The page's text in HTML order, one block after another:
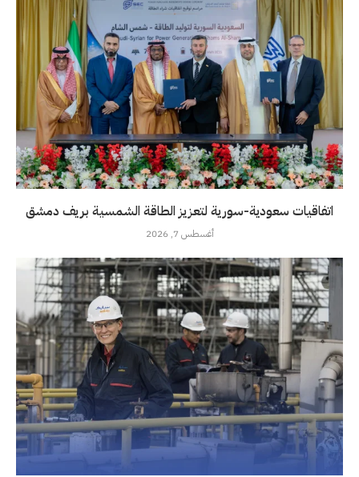
اتفاقيات سعودية-سورية لتعزيز الطاقة الشمسية بريف دمشق
أغسطس 7, 2026